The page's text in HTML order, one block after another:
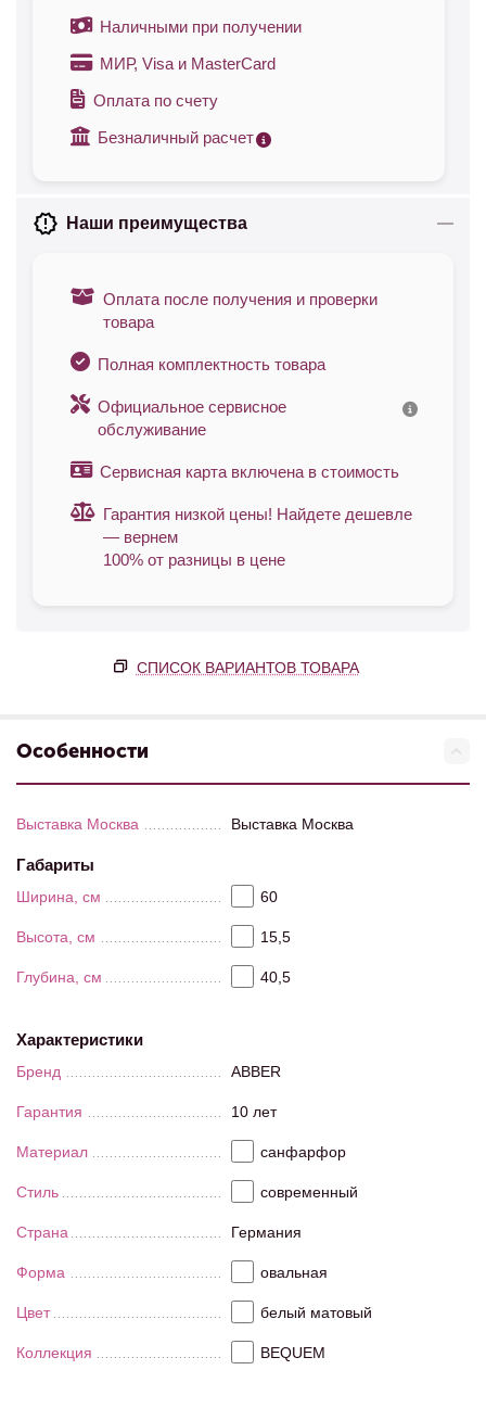
Наличными при получении
МИР, Visa и MasterCard
Оплата по счету
Безналичный расчет
Наши преимущества
Оплата после получения и проверки
товара
Полная комплектность товара
Официальное сервисное
обслуживание
Сервисная карта включена в стоимость
Гарантия низкой цены! Найдете дешевле
— вернем
100% от разницы в цене
СПИСОК ВАРИАНТОВ ТОВАРА
Особенности
Выставка Москва Выставка Москва
Габариты
Ширина, см 60
Высота, см 15,5
Глубина, см 40,5
Характеристики
Бренд ABBER
Гарантия 10 лет
Материал санфарфор
Стиль современный
Страна Германия
Форма овальная
Цвет белый матовый
Коллекция BEQUEM